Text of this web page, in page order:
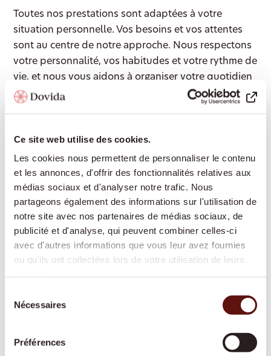
Ce site web utilise des cookies.
Les cookies nous permettent de personnaliser le contenu
et les annonces, d'offrir des fonctionnalités relatives aux
médias sociaux et d'analyser notre trafic. Nous
partageons également des informations sur l'utilisation de
notre site avec nos partenaires de médias sociaux, de
publicité et d'analyse, qui peuvent combiner celles-ci
avec d'autres informations que vous leur avez fournies
ou qu'ils ont collectées lors de votre utilisation de leurs
Nécessaires
Préférences
Toutes nos prestations sont adaptées à votre
situation personnelle. Vos besoins et vos attentes
sont au centre de notre approche. Nous respectons
votre personnalité, vos habitudes et votre rythme de
vie, et nous vous aidons à organiser votre quotidien
selon vos souhaits.
Accompagnement 24/24
Une présence rassurante de jour comme de
nuit, pour continuer à vivre chez soi en toute
sécurité sans devoir déménager en
établissement médico-social.
Aide à domicile
vous aidons dans les tâches quotidiennes afin
agréable.